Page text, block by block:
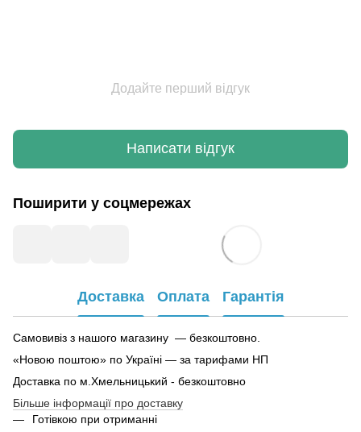
Додайте перший відгук
Написати відгук
Поширити у соцмережах
Доставка Оплата Гарантія
Самовивіз з нашого магазину — безкоштовно.
«Новою поштою» по Україні — за тарифами НП
Доставка по м.Хмельницький - безкоштовно
Більше інформації про доставку
Готівкою при отриманні